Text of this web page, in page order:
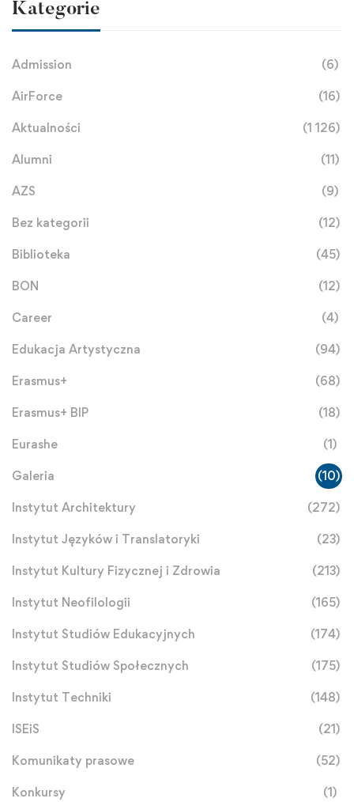
Kategorie
Admission (6)
AirForce (16)
Aktualności (1 126)
Alumni (11)
AZS (9)
Bez kategorii (12)
Biblioteka (45)
BON (12)
Career (4)
Edukacja Artystyczna (94)
Erasmus+ (68)
Erasmus+ BIP (18)
Eurashe (1)
Galeria (10)
Instytut Architektury (272)
Instytut Języków i Translatoryki (23)
Instytut Kultury Fizycznej i Zdrowia (213)
Instytut Neofilologii (165)
Instytut Studiów Edukacyjnych (174)
Instytut Studiów Społecznych (175)
Instytut Techniki (148)
ISEiS (21)
Komunikaty prasowe (52)
Konkursy (1)